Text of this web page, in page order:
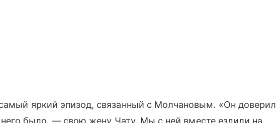
яркий эпизод, связанный с Молчановым. «Он доверил
было, — свою жену Чату. Мы с ней вместе ездили на